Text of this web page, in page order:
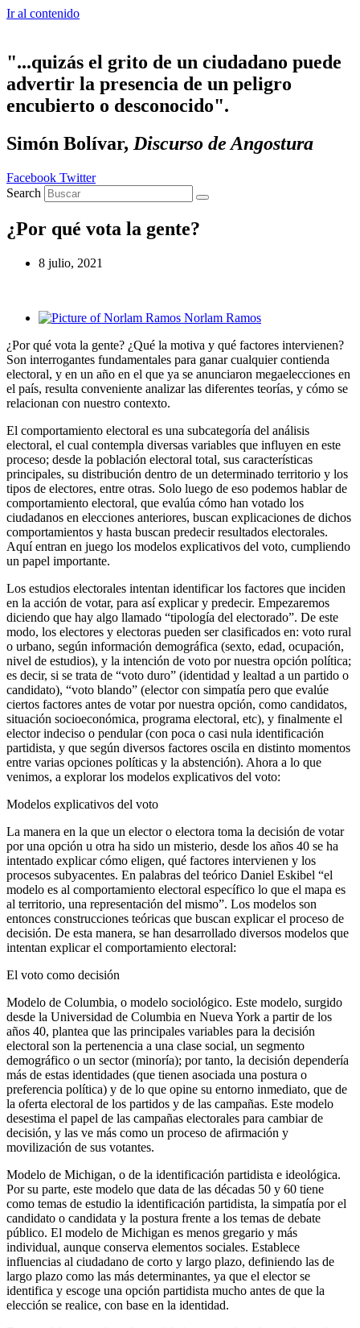
Ir al contenido
"...quizás el grito de un ciudadano puede
advertir la presencia de un peligro
encubierto o desconocido".
Simón Bolívar, Discurso de Angostura
Facebook Twitter
Search
¿Por qué vota la gente?
8 julio, 2021
Norlam Ramos
¿Por qué vota la gente? ¿Qué la motiva y qué factores intervienen?
Son interrogantes fundamentales para ganar cualquier contienda
electoral, y en un año en el que ya se anunciaron megaelecciones en
el país, resulta conveniente analizar las diferentes teorías, y cómo se
relacionan con nuestro contexto.
El comportamiento electoral es una subcategoría del análisis
electoral, el cual contempla diversas variables que influyen en este
proceso; desde la población electoral total, sus características
principales, su distribución dentro de un determinado territorio y los
tipos de electores, entre otras. Solo luego de eso podemos hablar de
comportamiento electoral, que evalúa cómo han votado los
ciudadanos en elecciones anteriores, buscan explicaciones de dichos
comportamientos y hasta buscan predecir resultados electorales.
Aquí entran en juego los modelos explicativos del voto, cumpliendo
un papel importante.
Los estudios electorales intentan identificar los factores que inciden
en la acción de votar, para así explicar y predecir. Empezaremos
diciendo que hay algo llamado “tipología del electorado”. De este
modo, los electores y electoras pueden ser clasificados en: voto rural
o urbano, según información demográfica (sexto, edad, ocupación,
nivel de estudios), y la intención de voto por nuestra opción política;
es decir, si se trata de “voto duro” (identidad y lealtad a un partido o
candidato), “voto blando” (elector con simpatía pero que evalúe
ciertos factores antes de votar por nuestra opción, como candidatos,
situación socioeconómica, programa electoral, etc), y finalmente el
elector indeciso o pendular (con poca o casi nula identificación
partidista, y que según diversos factores oscila en distinto momentos
entre varias opciones políticas y la abstención). Ahora a lo que
venimos, a explorar los modelos explicativos del voto:
Modelos explicativos del voto
La manera en la que un elector o electora toma la decisión de votar
por una opción u otra ha sido un misterio, desde los años 40 se ha
intentado explicar cómo eligen, qué factores intervienen y los
procesos subyacentes. En palabras del teórico Daniel Eskibel “el
modelo es al comportamiento electoral específico lo que el mapa es
al territorio, una representación del mismo”. Los modelos son
entonces construcciones teóricas que buscan explicar el proceso de
decisión. De esta manera, se han desarrollado diversos modelos que
intentan explicar el comportamiento electoral:
El voto como decisión
Modelo de Columbia, o modelo sociológico. Este modelo, surgido
desde la Universidad de Columbia en Nueva York a partir de los
años 40, plantea que las principales variables para la decisión
electoral son la pertenencia a una clase social, un segmento
demográfico o un sector (minoría); por tanto, la decisión dependería
más de estas identidades (que tienen asociada una postura o
preferencia política) y de lo que opine su entorno inmediato, que de
la oferta electoral de los partidos y de las campañas. Este modelo
desestima el papel de las campañas electorales para cambiar de
decisión, y las ve más como un proceso de afirmación y
movilización de sus votantes.
Modelo de Michigan, o de la identificación partidista e ideológica.
Por su parte, este modelo que data de las décadas 50 y 60 tiene
como temas de estudio la identificación partidista, la simpatía por el
candidato o candidata y la postura frente a los temas de debate
público. El modelo de Michigan es menos gregario y más
individual, aunque conserva elementos sociales. Establece
influencias al ciudadano de corto y largo plazo, definiendo las de
largo plazo como las más determinantes, ya que el elector se
identifica y escoge una opción partidista mucho antes de que la
elección se realice, con base en la identidad.